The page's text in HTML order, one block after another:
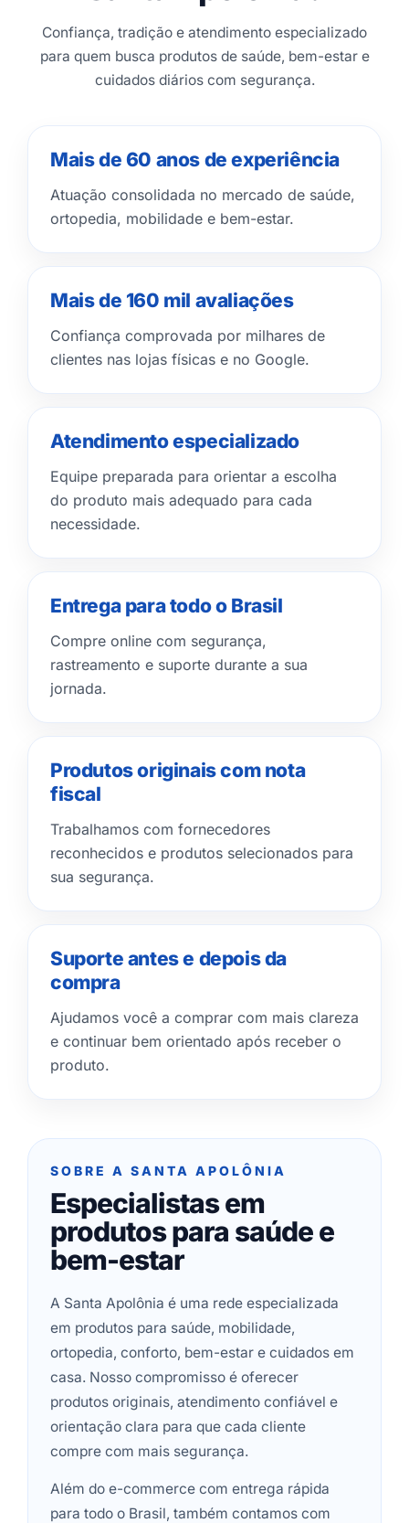
Confiança, tradição e atendimento especializado
para quem busca produtos de saúde, bem-estar e
cuidados diários com segurança.
Mais de 60 anos de experiência
Atuação consolidada no mercado de saúde,
ortopedia, mobilidade e bem-estar.
Mais de 160 mil avaliações
Confiança comprovada por milhares de
clientes nas lojas físicas e no Google.
Atendimento especializado
Equipe preparada para orientar a escolha
do produto mais adequado para cada
necessidade.
Entrega para todo o Brasil
Compre online com segurança,
rastreamento e suporte durante a sua
jornada.
Produtos originais com nota
fiscal
Trabalhamos com fornecedores
reconhecidos e produtos selecionados para
sua segurança.
Suporte antes e depois da
compra
Ajudamos você a comprar com mais clareza
e continuar bem orientado após receber o
produto.
SOBRE A SANTA APOLÔNIA
Especialistas em
produtos para saúde e
bem-estar
A Santa Apolônia é uma rede especializada
em produtos para saúde, mobilidade,
ortopedia, conforto, bem-estar e cuidados em
casa. Nosso compromisso é oferecer
produtos originais, atendimento confiável e
orientação clara para que cada cliente
compre com mais segurança.
Além do e-commerce com entrega rápida
para todo o Brasil, também contamos com